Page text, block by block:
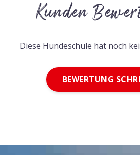
Kunden
Diese Hundeschule hat noch
BEWERTUNG